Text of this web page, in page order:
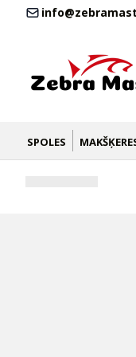
SPOLES